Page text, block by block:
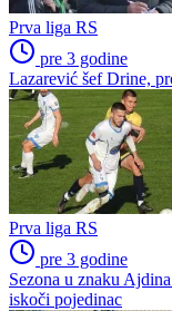
Prva liga RS
pre 3 godine
Lazarević šef Drine,
Prva liga RS
pre 3 godine
Sezona u znaku
iskoči pojedinac